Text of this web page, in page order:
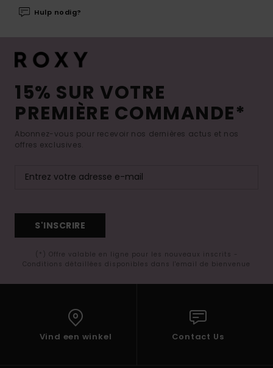
Hulp nodig?
15% SUR VOTRE
PREMIÈRE COMMANDE*
Abonnez-vous pour recevoir nos dernières actus et nos
offres exclusives.
S'INSCRIRE
(*) Offre valable en ligne pour les nouveaux inscrits -
Conditions détaillées disponibles dans l'email de bienvenue
Vind een winkel Contact Us